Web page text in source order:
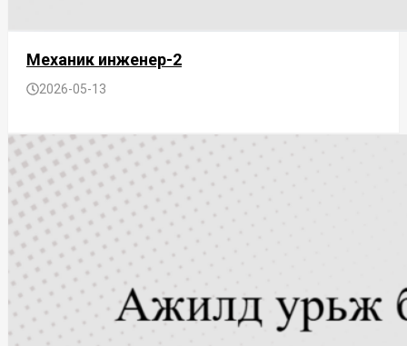
Механик инженер-2
2026-05-13